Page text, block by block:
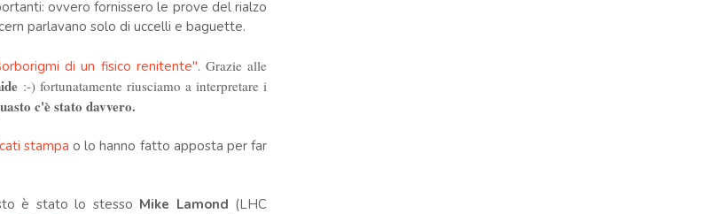
ovvero fornissero le prove del rialzo
parlavano solo di uccelli e baguette.
di un fisico renitente".Grazie alle
:-) fortunatamente riusciamo a interpretare i
c'è stato davvero.
stampa o lo hanno fatto apposta per far
è stato lo stesso Mike Lamond (LHC